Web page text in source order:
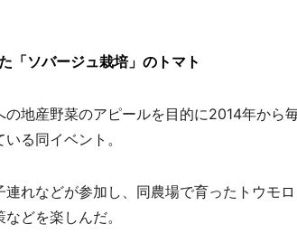
「ソバージュ栽培」のトマト
地産野菜のアピールを目的に2014年から
る同イベント。
れなどが参加し、同農場で育ったトウモ
どを楽しんだ。